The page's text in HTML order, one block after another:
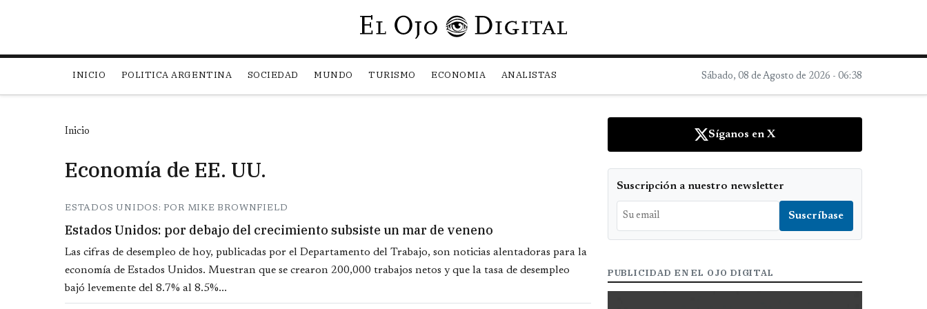
Pasar al contenido principal
INICIO POLITICA ARGENTINA SOCIEDAD MUNDO TURISMO ECONOMIA ANALISTAS Sábado, 08 de Agosto de 2026 - 06:38
Inicio
Economía de EE. UU.
ESTADOS UNIDOS: POR MIKE BROWNFIELD
Estados Unidos: por debajo del crecimiento subsiste un mar de veneno
Las cifras de desempleo de hoy, publicadas por el Departamento del Trabajo, son noticias alentadoras para la
economía de Estados Unidos. Muestran que se crearon 200,000 trabajos netos y que la tasa de desempleo
bajó levemente del 8.7% al 8.5%...
Síganos en X
Suscripción a nuestro newsletter
PUBLICIDAD EN EL OJO DIGITAL